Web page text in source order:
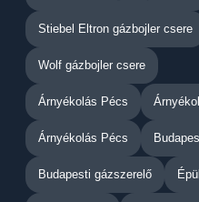
Stiebel Eltron gázbojler csere
Wolf gázbojler csere
Árnyékolás Pécs
Árnyékolás Pécs
Budapesti gázszerelő